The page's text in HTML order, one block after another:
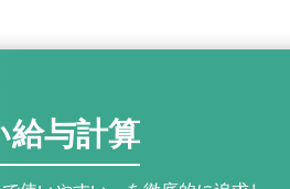
給与計算